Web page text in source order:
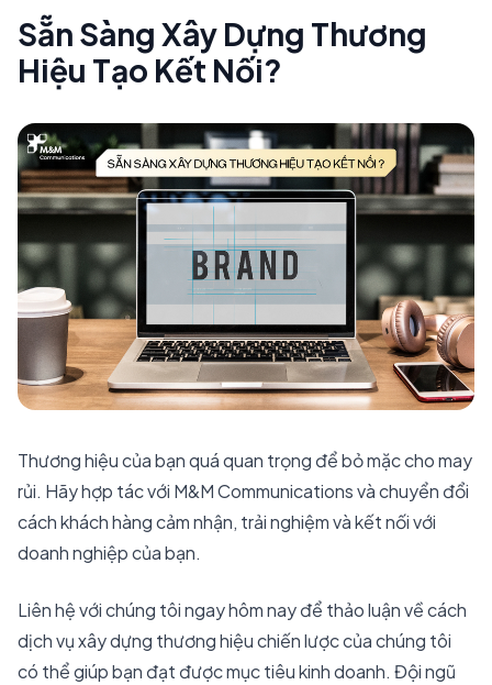
Sẵn Sàng Xây Dựng Thương
Hiệu Tạo Kết Nối?
Thương hiệu của bạn quá quan trọng để bỏ mặc cho may
rủi. Hãy hợp tác với M&M Communications và chuyển đổi
cách khách hàng cảm nhận, trải nghiệm và kết nối với
doanh nghiệp của bạn.
Liên hệ với chúng tôi ngay hôm nay để thảo luận về cách
dịch vụ xây dựng thương hiệu chiến lược của chúng tôi
có thể giúp bạn đạt được mục tiêu kinh doanh. Đội ngũ